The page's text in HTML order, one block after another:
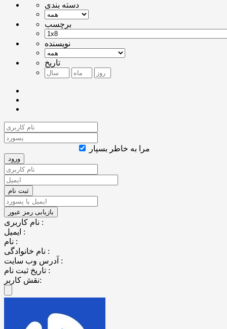
دسته بندی
برچسب
نویسنده
تاریخ
مرا به خاطر بسپار
نام کاربری :
ایمیل :
نام :
نام خانوادگی :
آدرس وب سایت :
تاریخ ثبت نام :
نقش کاربر: